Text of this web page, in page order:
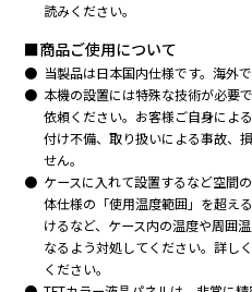
読みください。
■商品ご使用について
当製品は日本国内仕様です。海外
本機の設置には特殊な技術が必要
依頼ください。お客様ご自身によ
付け不備、取り扱いによる事故、
せん。
ケースに入れて設置するなど空間
体仕様の「使用温度範囲」を超え
けるなど、ケース内の温度や周囲
なるよう対処してください。詳し
ください。